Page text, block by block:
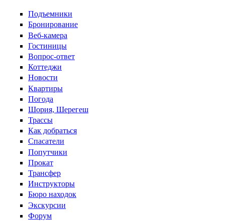
Перейти к основному содержанию
Подъемники
Бронирование
Веб-камера
Гостиницы
Вопрос-ответ
Коттеджи
Новости
Квартиры
Погода
Шория, Шерегеш
Трассы
Как добраться
Спасатели
Попутчики
Прокат
Трансфер
Инструкторы
Бюро находок
Экскурсии
Форум